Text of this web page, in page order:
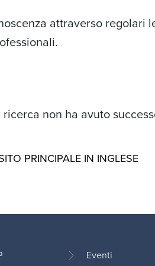
attraverso regolari
non ha avuto
PRINCIPALE IN INGLESE
Eventi